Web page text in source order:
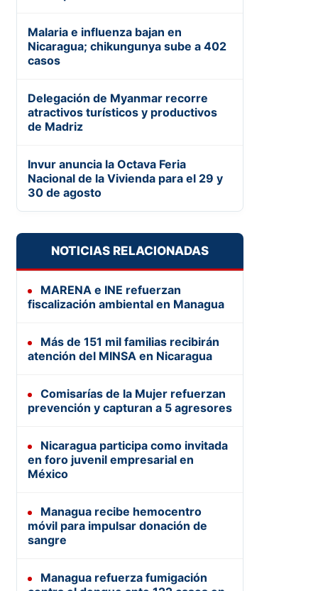
Malaria e influenza bajan en
Nicaragua; chikungunya sube a 402
casos
Delegación de Myanmar recorre
atractivos turísticos y productivos
de Madriz
Invur anuncia la Octava Feria
Nacional de la Vivienda para el 29 y
30 de agosto
NOTICIAS RELACIONADAS
MARENA e INE refuerzan
fiscalización ambiental en Managua
Más de 151 mil familias recibirán
atención del MINSA en Nicaragua
Comisarías de la Mujer refuerzan
prevención y capturan a 5 agresores
Nicaragua participa como invitada
en foro juvenil empresarial en
México
Managua recibe hemocentro
móvil para impulsar donación de
sangre
Managua refuerza fumigación